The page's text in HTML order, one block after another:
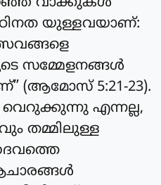
യുള്ളവയാണ്:
സമ്മേളനങ്ങൾ
(ആമോസ് 5:21-23).
എന്നല്ല,
തമ്മിലുള്ള